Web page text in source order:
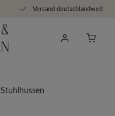
Versand deutschlandweit
Stuhlhussen